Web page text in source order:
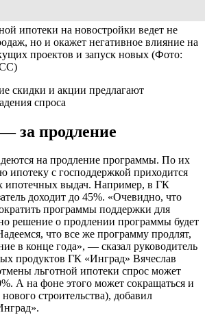
ипотеки на новостройки ведет не
но и окажет негативное влияние на
проектов и запуск новых (Фото:
скидки и акции предлагают
спроса
за продление
на продление программы. По их
ипотеку с господдержкой приходится
ипотечных выдач. Например, в ГК
доходит до 45%. «Очевидно, что
программы поддержки для
решение о продлении программы будет
что все же программу продлят,
в конце года», — сказал руководитель
продуктов ГК «Инград» Вячеслав
льготной ипотеки спрос может
А на фоне этого может сокращаться и
строительства), добавил